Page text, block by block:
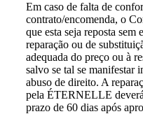
Em caso de falta de
contrato/encomenda, o
que esta seja reposta sem
reparação ou de
adequada do preço ou à
salvo se tal se manifestar
abuso de direito. A
pela ÉTERNELLE
prazo de 60 dias após